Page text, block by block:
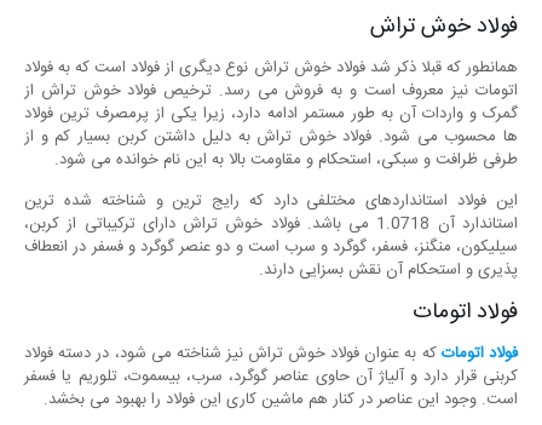
فولاد خوش تراش
همانطور که قبلا ذکر شد فولاد خوش تراش نوع دیگری از فولاد است که به فولاد
اتومات نیز معروف است و به فروش می رسد. ترخیص فولاد خوش تراش از
گمرک و واردات آن به طور مستمر ادامه دارد، زیرا یکی از پرمصرف ترین فولاد
ها محسوب می شود. فولاد خوش تراش به دلیل داشتن کربن بسیار کم و از
طرفی ظرافت و سبکی، استحکام و مقاومت بالا به این نام خوانده می شود.
این فولاد استانداردهای مختلفی دارد که رایج ترین و شناخته شده ترین
استاندارد آن 1.0718 می باشد. فولاد خوش تراش دارای ترکیباتی از کربن،
سیلیکون، منگنز، فسفر، گوگرد و سرب است و دو عنصر گوگرد و فسفر در انعطاف
پذیری و استحکام آن نقش بسزایی دارند.
فولاد اتومات
فولاد اتوماتکه به عنوان فولاد خوش تراش نیز شناخته می شود، در دسته فولاد
کربنی قرار دارد و آلیاژ آن حاوی عناصر گوگرد، سرب، بیسموت، تلوریم یا فسفر
است. وجود این عناصر در کنار هم ماشین کاری این فولاد را بهبود می بخشد.